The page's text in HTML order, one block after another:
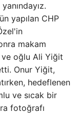
yapılan CHP
makam
ve oğlu Ali Yiğit
Onur Yiğit,
hedeflenen
ve sıcak bir
fotoğrafı